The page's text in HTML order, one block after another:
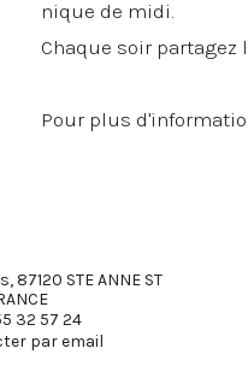
nique de midi.
Chaque soir
Pour plus
87120 STE ANNE ST
32 57 24
par email